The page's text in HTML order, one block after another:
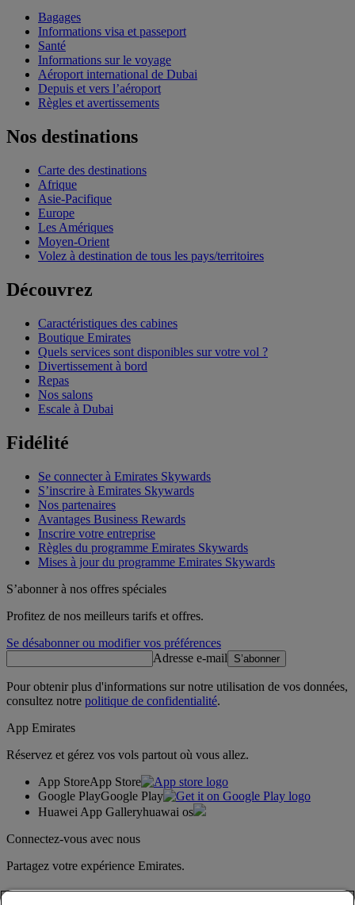
Bagages
Informations visa et passeport
Santé
Informations sur le voyage
Aéroport international de Dubai
Depuis et vers l’aéroport
Règles et avertissements
Nos destinations
Carte des destinations
Afrique
Asie-Pacifique
Europe
Les Amériques
Moyen-Orient
Volez à destination de tous les pays/territoires
Découvrez
Caractéristiques des cabines
Boutique Emirates
Quels services sont disponibles sur votre vol ?
Divertissement à bord
Repas
Nos salons
Escale à Dubai
Fidélité
Se connecter à Emirates Skywards
S’inscrire à Emirates Skywards
Nos partenaires
Avantages Business Rewards
Inscrire votre entreprise
Règles du programme Emirates Skywards
Mises à jour du programme Emirates Skywards
S’abonner à nos offres spéciales
Profitez de nos meilleurs tarifs et offres.
Se désabonner ou modifier vos préférences
Adresse e-mail
S’abonner
Pour obtenir plus d'informations sur notre utilisation de vos données,
consultez notre politique de confidentialité.
App Emirates
Réservez et gérez vos vols partout où vous allez.
App StoreApp Store
Google PlayGoogle Play
Huawei App Galleryhuawai os
Connectez-vous avec nous
Partagez votre expérience Emirates.